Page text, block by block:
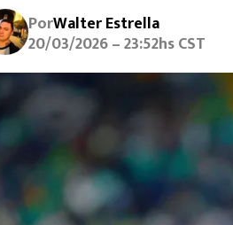
PorWalter Estrella
20/03/2026 – 23:52hs CST